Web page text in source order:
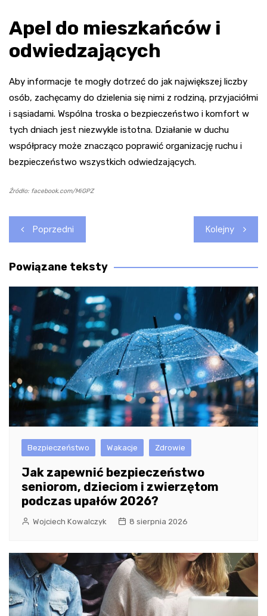
Apel do mieszkańców i
odwiedzających
Aby informacje te mogły dotrzeć do jak największej liczby
osób, zachęcamy do dzielenia się nimi z rodziną, przyjaciółmi
i sąsiadami. Wspólna troska o bezpieczeństwo i komfort w
tych dniach jest niezwykle istotna. Działanie w duchu
współpracy może znacząco poprawić organizację ruchu i
bezpieczeństwo wszystkich odwiedzających.
Źródło: facebook.com/MiGPZ
Nawigacja
wpisu
Poprzedni Kolejny
Powiązane teksty
Bezpieczeństwo Wakacje Zdrowie
Jak zapewnić bezpieczeństwo
seniorom, dzieciom i zwierzętom
podczas upałów 2026?
Wojciech Kowalczyk 8 sierpnia 2026